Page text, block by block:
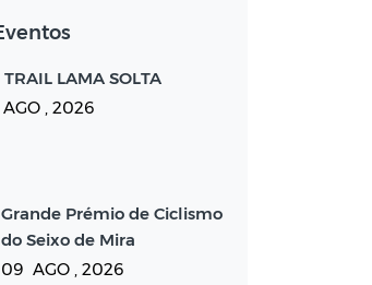
LAMA SOLTA
, 2026
Grande Prémio de Ciclismo
do Seixo de Mira
09 AGO , 2026